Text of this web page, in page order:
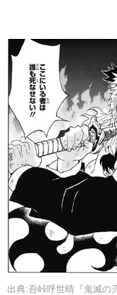
出典:吾峠呼世晴『鬼滅の